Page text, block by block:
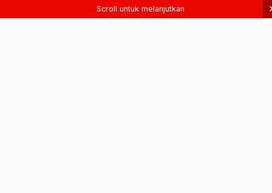
Scroll untuk melanjutkan